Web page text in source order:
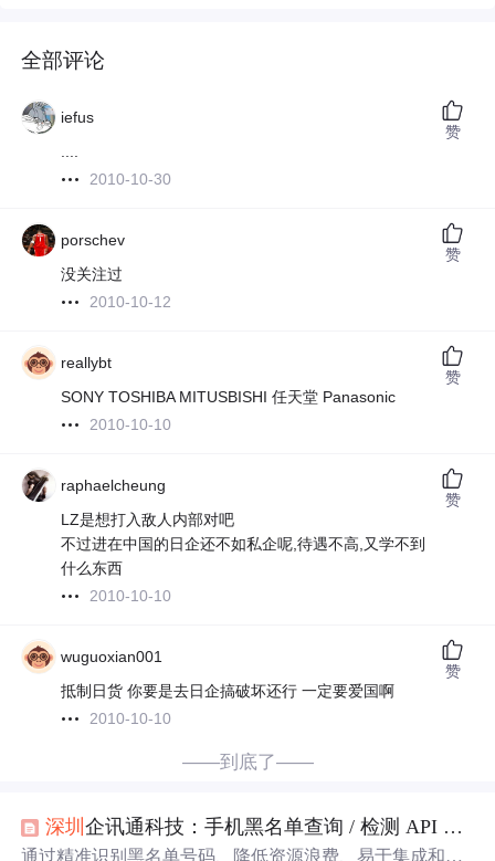
全部评论
iefus
....
2010-10-30
赞
porschev
没关注过
2010-10-12
赞
reallybt
SONY TOSHIBA MITUSBISHI 任天堂 Panasonic
2010-10-10
赞
raphaelcheung
LZ是想打入敌人内部对吧
不过进在中国的日企还不如私企呢,待遇不高,又学不到
什么东西
2010-10-10
赞
wuguoxian001
抵制日货 你要是去日企搞破坏还行 一定要爱国啊
2010-10-10
赞
——到底了——
深圳企讯通科技：手机黑名单查询 / 检测 API 接口，优化企业短信语音业务
通过精准识别黑名单号码、降低资源浪费、易于集成和实